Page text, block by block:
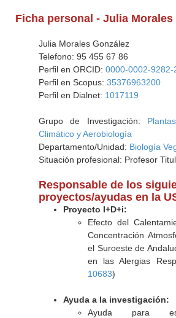
Ficha personal - Julia Morales
Julia Morales González
Telefono: 95 455 67 86
Perfil en ORCID: 0000-0002-9282-
Perfil en Scopus: 35376963200
Perfil en Dialnet: 1017119
Grupo de Investigación:
Climático y Aerobiología
Departamento/Unidad: Biología
Situación profesional: Profesor
Responsable de los
proyectos/ayudas en la
Proyecto I+D+i:
Efecto del
Concentración
el Suroeste de
en las Alergias
10683)
Ayuda a la investigación:
Ayuda para